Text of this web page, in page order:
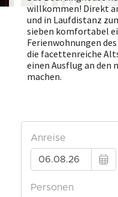
willkommen! Direkt
und in Laufdistanz
sieben komfortabel
Ferienwohnungen
die facettenreiche
einen Ausflug an den
machen.